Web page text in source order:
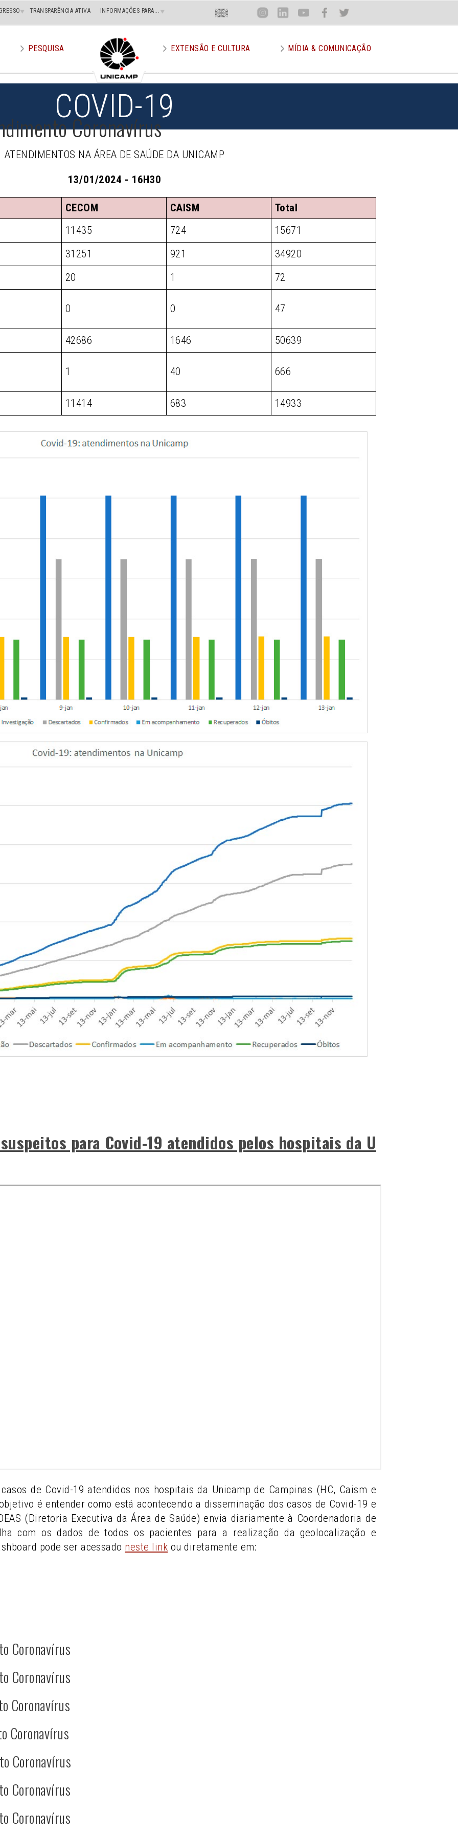
TRANSPARÊNCIA ATIVA INFORMAÇÕES PARA... Menu
Superior
Direito
En Inst Lin You Face Twit
PESQUISA EXTENSÃO E CULTURA MÍDIA & COMUNICAÇÃO
COVID-19
Coronavírus
ATENDIMENTOS NA ÁREA DE SAÚDE DA UNICAMP
13/01/2024 - 16H30
CECOM CAISM
Total
11435 724
15671
31251 921
34920
20 1
72
0 0 47
42686 1646
50639
1 40 666
11414 683 14933
para Covid-19 atendidos pelos hospitais da U
de Covid-19 atendidos nos hospitais da Unicamp de Campinas (HC, Caism e
é entender como está acontecendo a disseminação dos casos de Covid-19 e
(Diretoria Executiva da Área de Saúde) envia diariamente à Coordenadoria de
com os dados de todos os pacientes para a realização da geolocalização e
pode ser acessado neste link ou diretamente em:
Coronavírus
Coronavírus
Coronavírus
Coronavírus
Coronavírus
Coronavírus
Coronavírus